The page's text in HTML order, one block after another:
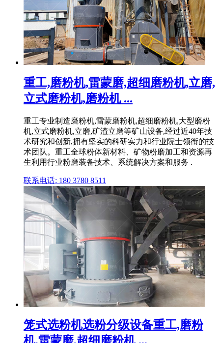
重工,磨粉机,雷蒙磨,超细磨粉机,立磨,
立式磨粉机,磨粉机 ...
重工专业制造磨粉机,雷蒙磨粉机,超细磨粉机,大型磨粉
机,立式磨粉机,立磨,矿渣立磨等矿山设备,经过近40年技
术研究和创新,拥有坚实的科研实力和行业院士领衔的技
术团队。重工全球粉体新材料、矿物粉磨加工和资源再
生利用行业粉磨装备技术、系统解决方案和服务 .
联系电话: 180 3780 8511
笼式选粉机选粉分级设备重工,磨粉